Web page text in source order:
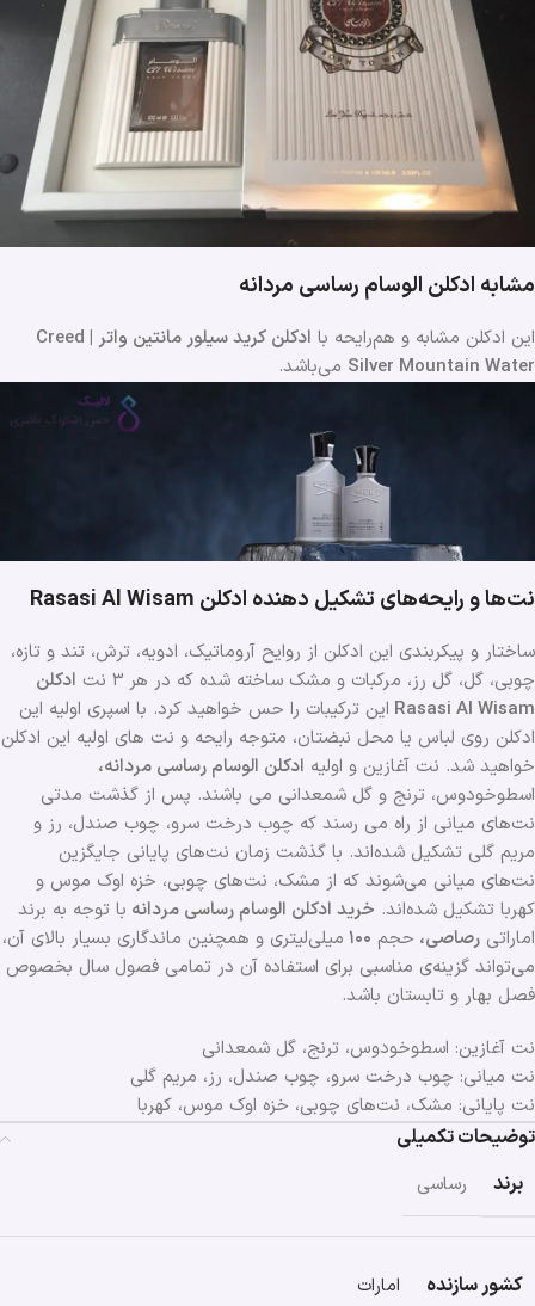
مشابه ادکلن الوسام رساسی مردانه
این ادکلن مشابه و هم‌رایحه با
ادکلن کرید سیلور مانتین واتر | Creed
Silver Mountain Water می‌باشد.
نت‌ها و رایحه‌های تشکیل دهنده ادکلن Rasasi Al Wisam
ساختار و پیکربندی این ادکلن از روایح آروماتیک، ادویه، ترش، تند و تازه،
چوبی، گل، گل رز، مرکبات و مشک ساخته شده که در هر ۳ نت
ادکلن
Rasasi Al Wisam این ترکیبات را حس خواهید کرد. با اسپری اولیه این
ادکلن روی لباس یا محل نبضتان، متوجه رایحه و نت های اولیه این ادکلن
خواهید شد. نت‌ آغازین و اولیه ادکلن الوسام رساسی مردانه،
اسطوخودوس، ترنج و گل شمعدانی می باشند. پس از گذشت مدتی
نت‌های میانی از راه می رسند که چوب درخت سرو، چوب صندل، رز و
مریم گلی تشکیل شده‌اند. با گذشت زمان نت‌های پایانی جایگزین
نت‌های میانی می‌شوند که از مشک، نت‌های چوبی، خزه اوک موس و
کهربا تشکیل شده‌اند. خرید ادکلن الوسام رساسی مردانه با توجه به برند
اماراتی رصاصی، حجم ۱۰۰ میلی‌لیتری و همچنین ماندگاری بسیار بالای آن،
می‌تواند گزینه‌ی مناسبی برای استفاده آن در تمامی فصول سال بخصوص
فصل بهار و تابستان باشد.
نت آغازین: اسطوخودوس، ترنج، گل شمعدانی
نت میانی: چوب درخت سرو، چوب صندل، رز، مریم گلی
نت پایانی: مشک، نت‌های چوبی، خزه اوک موس، کهربا
توضیحات تکمیلی
برند
رساسی
کشور سازنده امارات